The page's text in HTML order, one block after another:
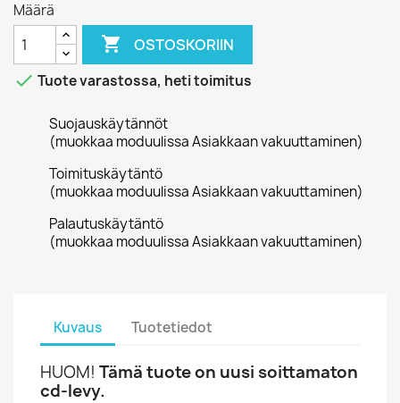
Määrä
 OSTOSKORIIN
 Tuote varastossa, heti toimitus
Suojauskäytännöt
(muokkaa moduulissa Asiakkaan vakuuttaminen)
Toimituskäytäntö
(muokkaa moduulissa Asiakkaan vakuuttaminen)
Palautuskäytäntö
(muokkaa moduulissa Asiakkaan vakuuttaminen)
Kuvaus Tuotetiedot
HUOM! Tämä tuote on uusi soittamaton
cd-levy.